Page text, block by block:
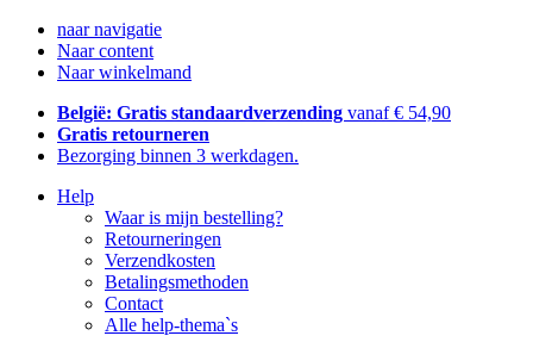
naar navigatie
Naar content
Naar winkelmand
België: Gratis standaardverzending vanaf € 54,90
Gratis retourneren
Bezorging binnen 3 werkdagen.
Help
Waar is mijn bestelling?
Retourneringen
Verzendkosten
Betalingsmethoden
Contact
Alle help-thema`s